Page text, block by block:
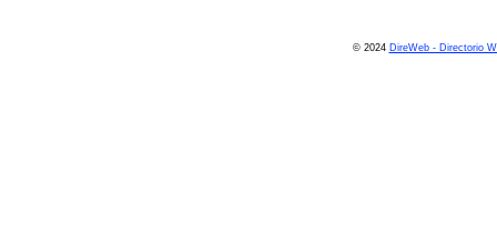
© 2024 DireWeb - Directorio